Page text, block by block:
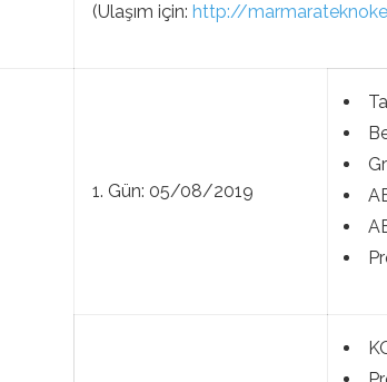
(Ulaşım için: http://
1. Gün: 05/08/2019